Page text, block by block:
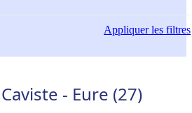
Appliquerles filtres
- Eure (27)